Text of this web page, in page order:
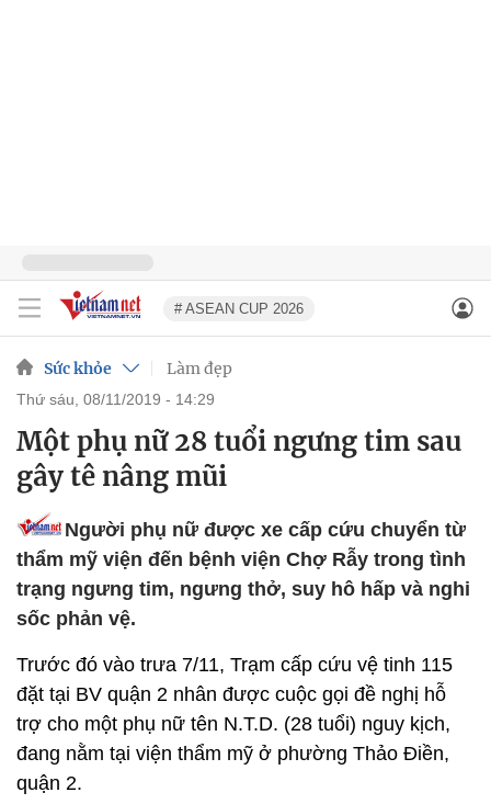
# ASEAN CUP 2026
Sức khỏe Làm đẹp
thứ sáu, 08/11/2019 - 14:29
Một phụ nữ 28 tuổi ngưng tim sau
gây tê nâng mũi
Người phụ nữ được xe cấp cứu chuyển từ
thẩm mỹ viện đến bệnh viện Chợ Rẫy trong tình
trạng ngưng tim, ngưng thở, suy hô hấp và nghi
sốc phản vệ.
Trước đó vào trưa 7/11, Trạm cấp cứu vệ tinh 115
đặt tại BV quận 2 nhân được cuộc gọi đề nghị hỗ
trợ cho một phụ nữ tên N.T.D. (28 tuổi) nguy kịch,
đang nằm tại viện thẩm mỹ ở phường Thảo Điền,
quận 2.